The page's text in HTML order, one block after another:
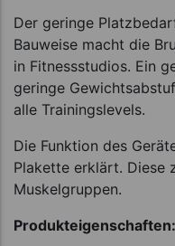
Der geringe
Bauweise macht die
in Fitnessstudios. Ein
geringe
alle Trainingslevels.
Die Funktion des
Plakette erklärt. Diese
Muskelgruppen.
Produkteigenschaften: